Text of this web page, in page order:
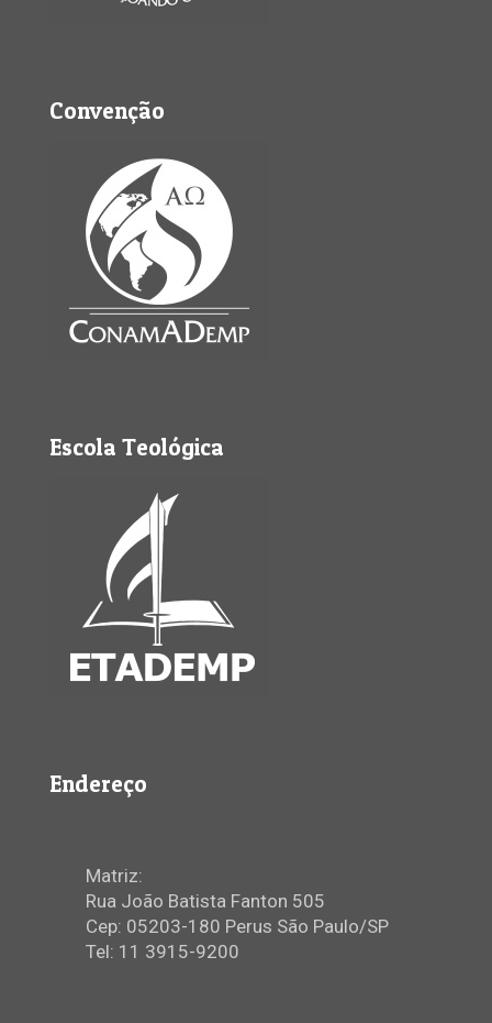
Convenção
Escola Teológica
Endereço
Matriz:
Rua João Batista Fanton 505
Cep: 05203-180 Perus São Paulo/SP
Tel: 11 3915-9200